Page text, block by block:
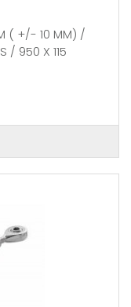
( +/- 10 MM) /
/ 950 X 115